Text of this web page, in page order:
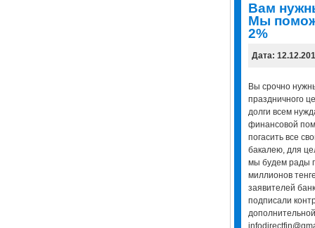
Вам
Мы
2%
Дата:
Вы срочно
праздничного
долги всем
финансовой
погасить все
бакалею, для
мы будем рады
миллионов
заявителей
подписали